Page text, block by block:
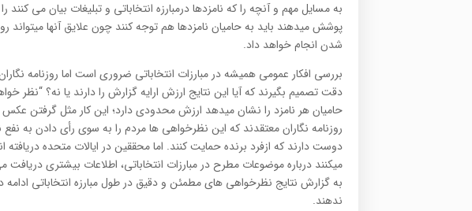
به مسایل مهم و آنچه را که نامزدها درمبارزه انتخاباتی و تبلیغات بیان می
پوشش میدهند باید به حامیان نامزدها هم توجه کنند چون علایق آنها میتواند
شدن انجام خواهد داد.
بررسی افکار عمومی همیشه در مبارزات انتخاباتی ضروری است اما روزنامه
دقت تصمیم بگیرند که آیا این نتایج ارزش ارایه گزارش را دارند یا نه؟ “نظر
حامیان هر نامزد را نشان میدهد ارزش محدودی دارد؛ این کار مثل گرفتن
روزنامه نگاران معتقدند که این نظرخواهی ها مردم را به سوی رأی دادن به
دوست دارند که ازفرد برنده حمایت کنند. اما محققین در ایالات متحده
میکنند درباره موضوعات مطرح در مبارزات انتخاباتی، اطلاعات بیشتری دریافت
به گزارش نتایج نظرخواهی های مطمئن و دقیق در طول مبارزه انتخاباتی ادامه
ندهند.